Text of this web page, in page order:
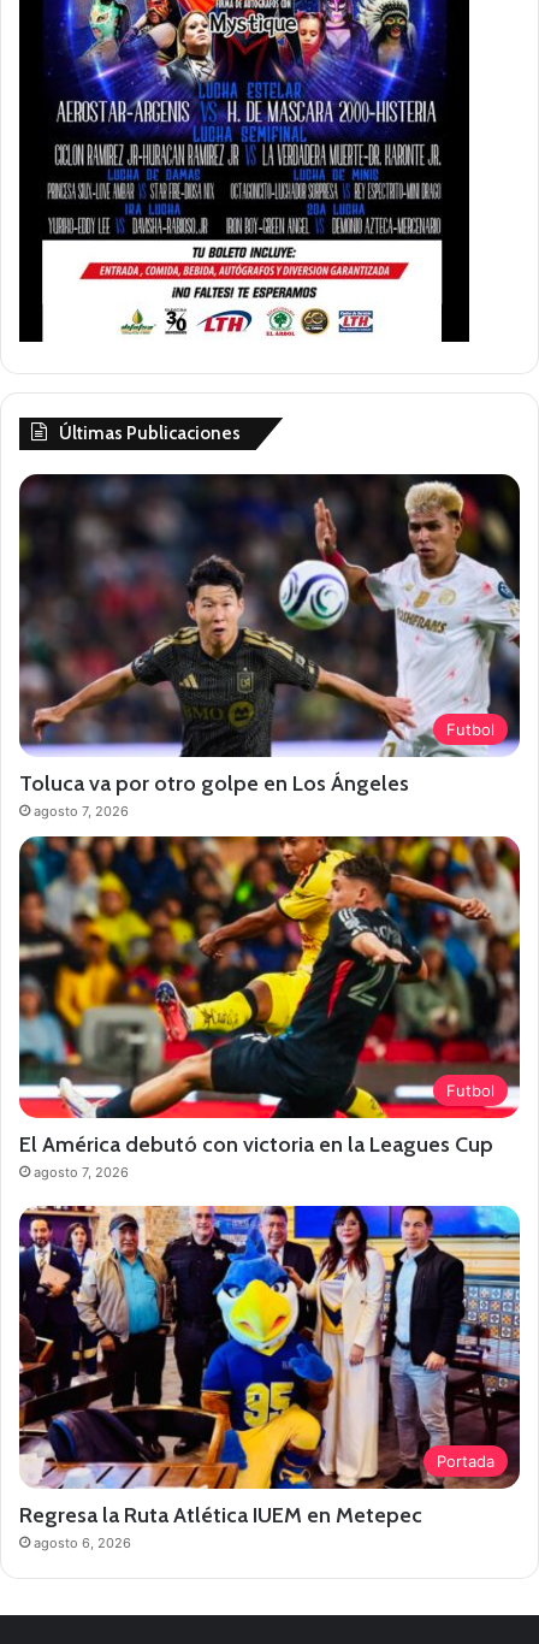
Últimas Publicaciones
Futbol
Toluca va por otro golpe en Los Ángeles
agosto 7, 2026
Futbol
El América debutó con victoria en la Leagues Cup
agosto 7, 2026
Portada
Regresa la Ruta Atlética IUEM en Metepec
agosto 6, 2026